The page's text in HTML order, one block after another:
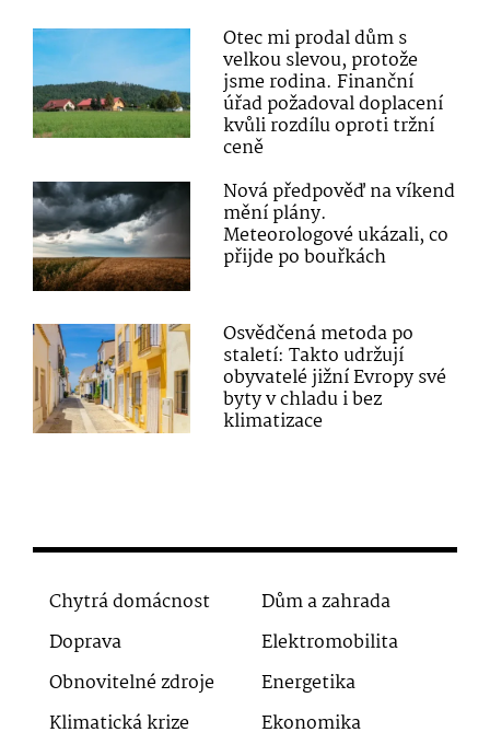
Otec mi prodal dům s
velkou slevou, protože
jsme rodina. Finanční
úřad požadoval doplacení
kvůli rozdílu oproti tržní
ceně
Nová předpověď na víkend
mění plány.
Meteorologové ukázali, co
přijde po bouřkách
Osvědčená metoda po
staletí: Takto udržují
obyvatelé jižní Evropy své
byty v chladu i bez
klimatizace
Chytrá domácnost
Dům a zahrada
Doprava
Elektromobilita
Obnovitelné zdroje
Energetika
Klimatická krize
Ekonomika